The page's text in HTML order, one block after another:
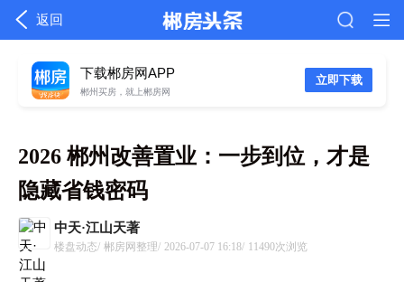
返回
立即下载
下载郴房网APP
郴州买房，就上郴房网
2026 郴州改善置业：一步到位，才是
隐藏省钱密码
中天·江山天著
楼盘动态/ 郴房网整理/ 2026-07-07 16:18/ 11490次浏览